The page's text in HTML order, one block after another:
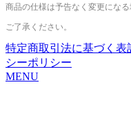
商品の仕様は予告なく変更になる
ご了承ください。
特定商取引法に基づく表
シーポリシー
MENU